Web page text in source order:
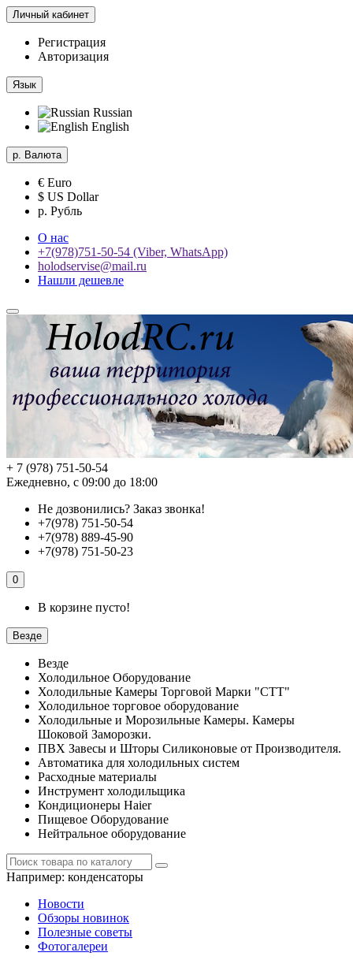
Личный кабинет
Регистрация
Авторизация
Язык
Russian
English
р. Валюта
€ Euro
$ US Dollar
р. Рубль
О нас
+7(978)751-50-54 (Viber, WhatsApp)
holodservise@mail.ru
Нашли дешевле
+ 7 (978) 751-50-54
Ежедневно, с 09:00 до 18:00
Не дозвонились? Заказ звонка!
+7(978) 751-50-54
+7(978) 889-45-90
+7(978) 751-50-23
0
В корзине пусто!
Везде
Везде
Холодильное Оборудование
Холодильные Камеры Торговой Марки "СТТ"
Холодильное торговое оборудование
Холодильные и Морозильные Камеры. Камеры
Шоковой Заморозки.
ПВХ Завесы и Шторы Силиконовые от Производителя.
Автоматика для холодильных систем
Расходные материалы
Инструмент холодильщика
Кондиционеры Haier
Пищевое Оборудование
Нейтральное оборудование
Например: конденсаторы
Новости
Обзоры новинок
Полезные советы
Фотогалереи